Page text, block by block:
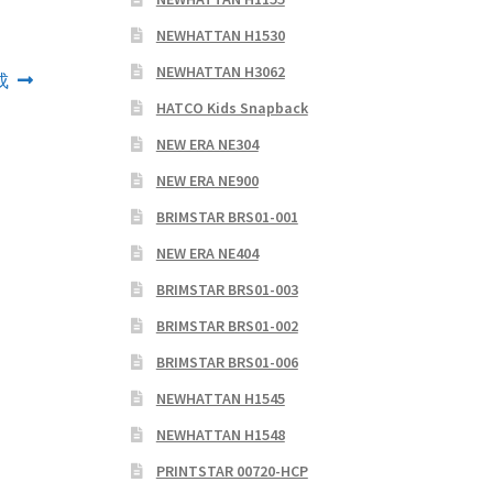
NEWHATTAN H1530
NEWHATTAN H3062
HATCO Kids Snapback
NEW ERA NE304
NEW ERA NE900
BRIMSTAR BRS01-001
NEW ERA NE404
BRIMSTAR BRS01-003
BRIMSTAR BRS01-002
BRIMSTAR BRS01-006
NEWHATTAN H1545
NEWHATTAN H1548
PRINTSTAR 00720-HCP